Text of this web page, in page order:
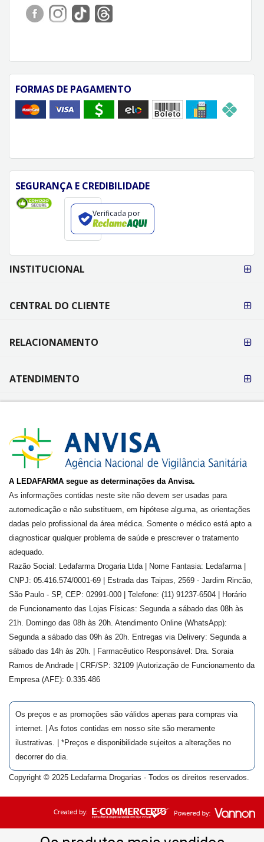
FORMAS DE PAGAMENTO
SEGURANÇA E CREDIBILIDADE
Verificada por
FORMAS DE
PAGAMENTO
INSTITUCIONAL
CENTRAL DO CLIENTE
RELACIONAMENTO
ATENDIMENTO
A LEDAFARMA segue as determinações da Anvisa.
As informações contidas neste site não devem ser usadas para
automedicação e não substituem, em hipótese alguma, as orientações
dadas pelo profissional da área médica. Somente o médico está apto a
diagnosticar qualquer problema de saúde e prescrever o tratamento
adequado.
Razão Social: Ledafarma Drogaria Ltda | Nome Fantasia: Ledafarma |
CNPJ: 05.416.574/0001-69 | Estrada das Taipas, 2569 - Jardim Rincão,
São Paulo - SP, CEP: 02991-000 | Telefone: (11) 91237-6504 | Horário
de Funcionamento das Lojas Físicas: Segunda a sábado das 08h às
21h. Domingo das 08h às 20h. Atendimento Online (WhatsApp):
Segunda a sábado das 09h às 20h. Entregas via Delivery: Segunda a
sábado das 14h às 20h. | Farmacêutico Responsável: Dra. Soraia
Ramos de Andrade | CRF/SP: 32109 |Autorização de Funcionamento da
Empresa (AFE): 0.335.486
Os preços e as promoções são válidos apenas para compras via
internet. | As fotos contidas em nosso site são meramente
ilustrativas. | *Preços e disponibilidade sujeitos a alterações no
decorrer do dia.
Copyright © 2025 Ledafarma Drogarias - Todos os direitos reservados.